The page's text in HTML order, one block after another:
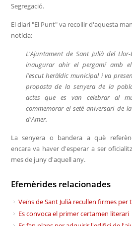
Segregació.
El diari "El Punt" va recollir d'aquesta
notícia:
L'Ajuntament de Sant Julià del
inaugurar ahir el pergamí amb
l'escut heràldic municipal i va
proposta de la senyera de la
actes que es van celebrar al
commemorar el setè aniversari de
d'Amer.
La senyera o bandera a què
encara va haver d'esperar a ser
mes de juny d'aquell any.
Efemèrides relacionades
Veïns de Sant Julià recullen firmes
Es convoca el primer certamen literari